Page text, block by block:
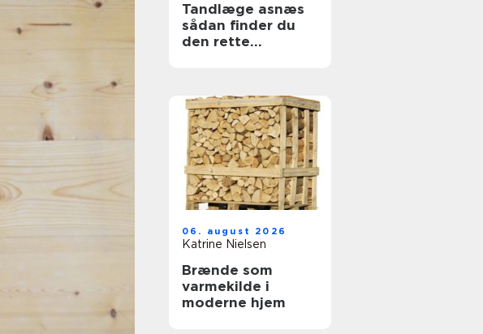
Tandlæge asnæs
sådan finder du
den rette
06. august 2026
Katrine Nielsen
Brænde som
varmekilde i
moderne hjem